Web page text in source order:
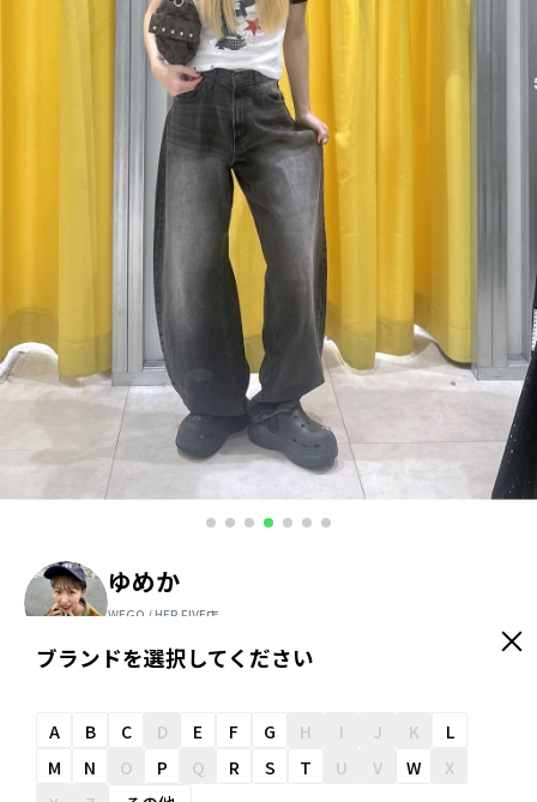
ゆめか
WEGO / HEP FIVE店
友だち追加
ブランドを選択してください
A B C D E F G H I J K
L
M
N O P Q R S T U V W
X